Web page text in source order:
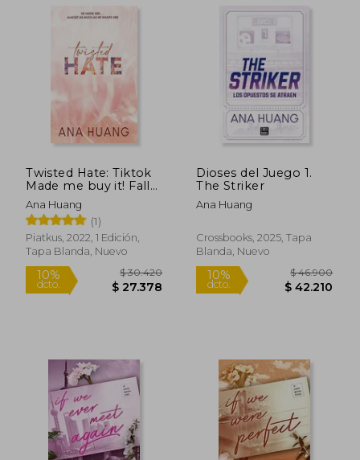
$ 27.810
Twisted Hate: Tiktok
Made me buy it! Fall
Into a World of
Addictive Romance.
(en Inglés)
Ana Huang
(1)
Piatkus, 2022, 1 Edición,
Tapa Blanda, Nuevo
Dioses del Juego 1.
The Striker
Ana Huang
Crossbooks, 2025, Tapa
Blanda, Nuevo